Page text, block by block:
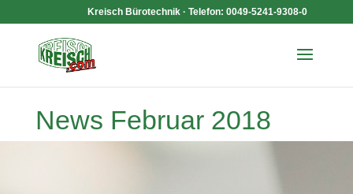
Kreisch Bürotechnik · Telefon: 0049-5241-9308-0
News Februar 2018